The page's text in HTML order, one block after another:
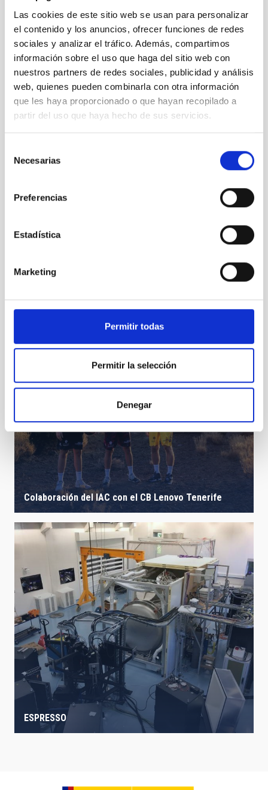
Las cookies de este sitio web se usan para personalizar
el contenido y los anuncios, ofrecer funciones de redes
sociales y analizar el tráfico. Además, compartimos
información sobre el uso que haga del sitio web con
nuestros partners de redes sociales, publicidad y análisis
web, quienes pueden combinarla con otra información
que les haya proporcionado o que hayan recopilado a
partir del uso que haya hecho de sus servicios.
Necesarias
Preferencias
Estadística
Marketing
Permitir todas
Permitir la selección
Denegar
Alumnos y
el ORM".
Te puede interesar
AMANAR 2022
Colaboración del IAC con el CB Lenovo Tenerife
ESPRESSO